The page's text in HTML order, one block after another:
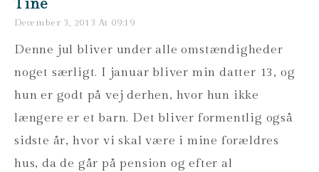
Tine
December 3, 2013 At 09:19
Denne jul bliver under alle omstændigheder
noget særligt. I januar bliver min datter 13, og
hun er godt på vej derhen, hvor hun ikke
længere er et barn. Det bliver formentlig også
sidste år, hvor vi skal være i mine forældres
hus, da de går på pension og efter al